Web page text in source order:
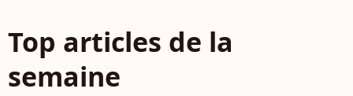
Top articles de la
semaine